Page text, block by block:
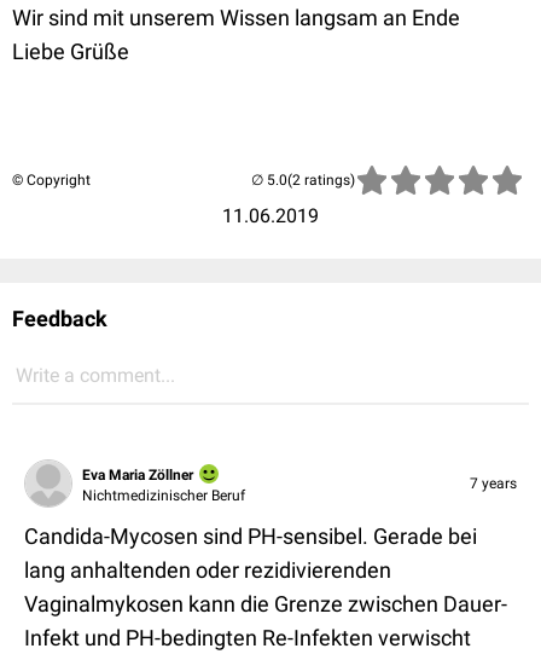
Wir sind mit unserem Wissen langsam an Ende
Liebe Grüße
© Copyright
11.06.2019
(2 ratings)
Feedback
Write a comment...
Eva Maria Zöllner
Nichtmedizinischer Beruf
7 years
Candida-Mycosen sind PH-sensibel. Gerade bei
lang anhaltenden oder rezidivierenden
Vaginalmykosen kann die Grenze zwischen Dauer-
Infekt und PH-bedingten Re-Infekten verwischt